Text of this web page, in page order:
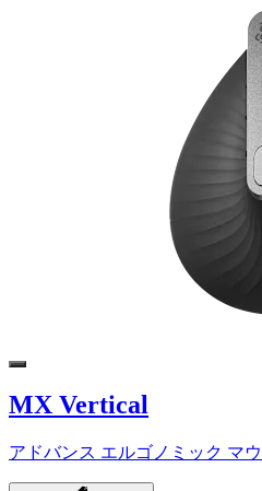
MX Vertical
アドバンス エルゴノミック マ